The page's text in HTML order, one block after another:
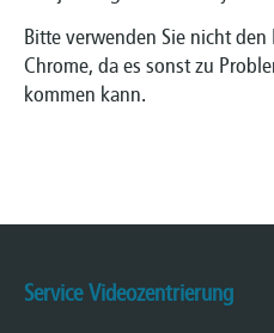
Bitte verwenden Sie nicht
Chrome, da es sonst zu
kommen kann.
Service Videozentrierung